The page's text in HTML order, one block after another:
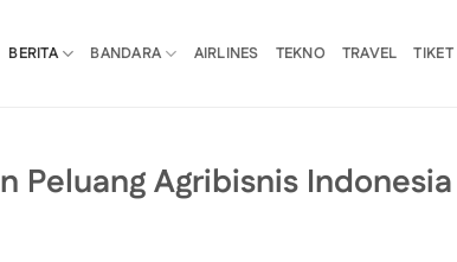
BERITA BANDARA AIRLINES TEKNO TRAVEL TIKET
Peluang Agribisnis Indonesia